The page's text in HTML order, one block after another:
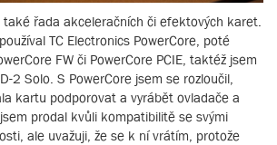
řada akceleračních či efektových karet.
TC Electronics PowerCore, poté
FW či PowerCore PCIE, taktéž jsem
2 Solo. S PowerCore jsem se rozloučil,
kartu podporovat a vyrábět ovladače a
prodal kvůli kompatibilitě se svými
ale uvažuji, že se k ní vrátím, protože